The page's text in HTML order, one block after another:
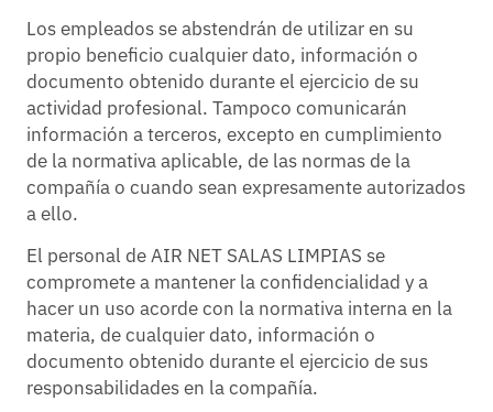
Los empleados se abstendrán de utilizar en su
propio beneficio cualquier dato, información o
documento obtenido durante el ejercicio de su
actividad profesional. Tampoco comunicarán
información a terceros, excepto en cumplimiento
de la normativa aplicable, de las normas de la
compañía o cuando sean expresamente autorizados
a ello.
El personal de AIR NET SALAS LIMPIAS se
compromete a mantener la confidencialidad y a
hacer un uso acorde con la normativa interna en la
materia, de cualquier dato, información o
documento obtenido durante el ejercicio de sus
responsabilidades en la compañía.